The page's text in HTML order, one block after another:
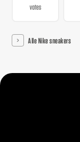
votes
Alle Nike sneakers